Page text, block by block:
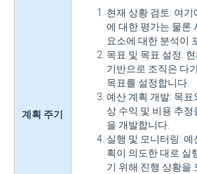
계획 주기
현재 상황 검토: 여
에 대한 평가는 물론
요소에 대한 분석이
목표 및 목표 설정:
기반으로 조직은 다
목표를 설정합니다.
예산 계획 개발: 목표
상 수익 및 비용 추정
을 개발합니다.
실행 및 모니터링:
획이 의도한 대로 실
기 위해 진행 상황을